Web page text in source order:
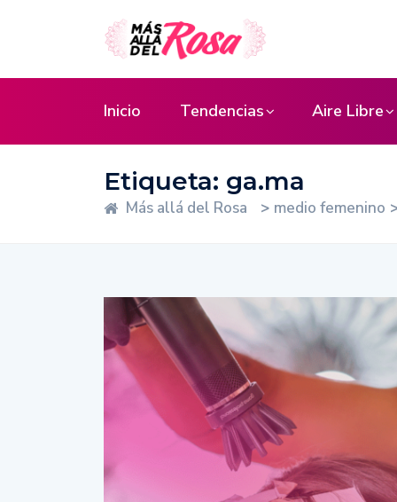
Inicio Tendencias Aire Libre
Etiqueta: ga.ma
Más allá del Rosa > medio femenino